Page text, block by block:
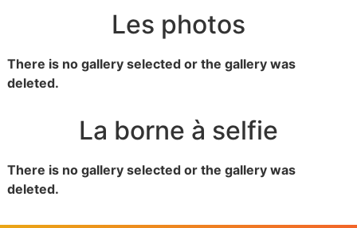
Les photos
There is no gallery selected or the gallery was
deleted.
La borne à selfie
There is no gallery selected or the gallery was
deleted.